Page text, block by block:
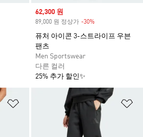
Sale price
62,300 원
89,000 원 정상가 -30%
퓨처 아이콘 3-스트라이프 우븐
팬츠
Men Sportswear
다른 컬러
25% 추가 할인✨
위시리스트 담기